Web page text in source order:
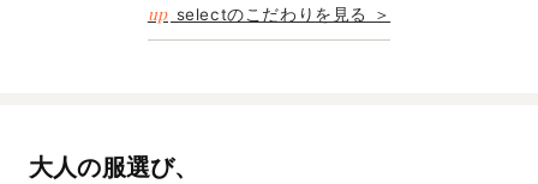
up selectのこだわりを見る ＞
大人の服選び、